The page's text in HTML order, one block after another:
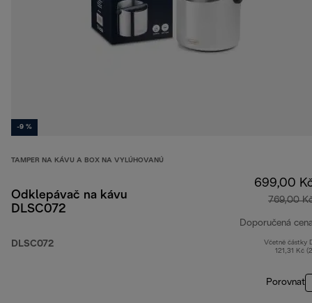
-9 %
TAMPER NA KÁVU A BOX NA VYLÚHOVANÚ
Odklepávač na kávu
DLSC072
DLSC072
699,00
769,00
Doporučená
Včetně částky
121,31 Kč
Porovnat